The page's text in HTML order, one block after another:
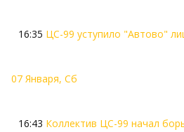
16:35 ЦС-99 уступило "Автово"
07 Января, Сб
16:43 Коллектив ЦС-99 начал